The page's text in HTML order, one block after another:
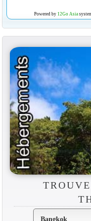
Powered by 12Go Asia